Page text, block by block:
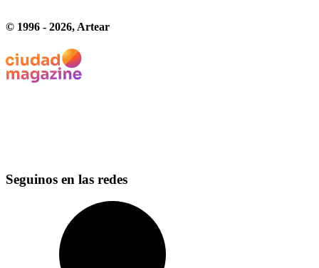
© 1996 - 2026, Artear
Seguinos en las redes